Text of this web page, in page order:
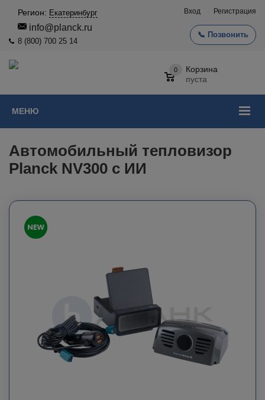
Регион: Екатеринбург
info@planck.ru
8 (800) 700 25 14
📞 Позвонить
Вход Регистрация
МЕНЮ
0
Корзина
пуста
Автомобильный тепловизор
Planck NV300 с ИИ